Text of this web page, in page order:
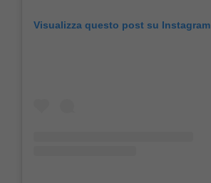
Visualizza questo post su Instagram